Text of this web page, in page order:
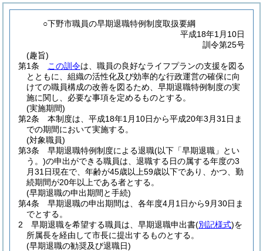
○下野市職員の早期退職特例制度取扱要綱
平成18年1月10日
訓令第25号
(趣旨)
第1条
この訓令は、職員の良好なライフプランの支援を図る
とともに、組織の活性化及び効率的な行政運営の確保に向
けての職員構成の改善を図るため、早期退職特例制度の実
施に関し、必要な事項を定めるものとする。
(実施期間)
第2条
本制度は、平成18年1月10日から平成20年3月31日ま
での期間において実施する。
(対象職員)
第3条
早期退職特例制度による退職(以下「早期退職」とい
う。)の申出ができる職員は、退職する日の属する年度の3
月31日現在で、年齢が45歳以上59歳以下であり、かつ、勤
続期間が20年以上である者とする。
(早期退職の申出期間と手続)
第4条
早期退職の申出期間は、各年度4月1日から9月30日ま
でとする。
2
早期退職を希望する職員は、早期退職申出書(別記様式)を
所属長を経由して市長に提出するものとする。
(早期退職の勧奨及び退職日)